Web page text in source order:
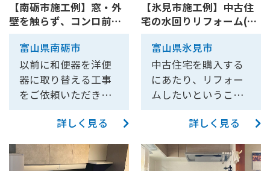
また、寒さなどを気
にされていたので思
い切って勝手口をな
くし、リビングに入
る扉も枚数を減ら
し、壁を作り断熱材
を入れてあったかく
過ごせるようにしま
した。サッシは全て
YKK APW330 の遮
熱Low-E仕様であっ
品のキッチンでプラ
ンを作成させていた
だきました。 ご予算
と照らし合わせなが
ら、還元水素水生成
器やレンジフードの
色など、オプション
系をこだわり、お選
びいただきました。
商品はクリナップの
ラクエラをお選びい
【南砺市施工例】窓・外
壁を触らず、コンロ前を
耐火壁に変更したキッチ
ンリフォーム【10237】
富山県南砺市
以前に和便器を洋便
器に取り替える工事
をご依頼いただきま
したH様。 今回はキ
ッチンの取替を検討
ツカサクにご来店い
詳しく見る
【氷見市施工例】中古住
宅の水回りリフォーム(キ
ッチン・お風呂・トイレ
など)【10231】
富山県氷見市
中古住宅を購入する
にあたり、リフォー
ムしたいということ
でツカサクにご相談
いただきました。 リ
たり、下記のような
詳しく見る